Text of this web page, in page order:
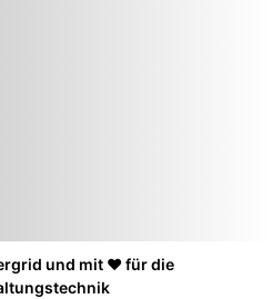
und mit ❤️ für die